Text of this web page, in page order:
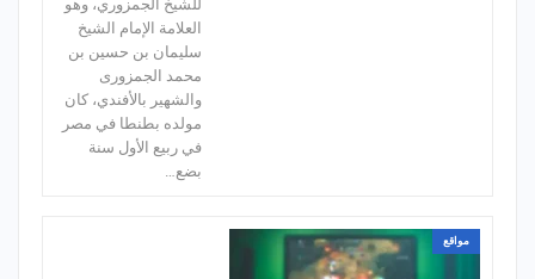
للشيخ الجمزوري، وهو
العلامة الإمام الشيخ
سليمان بن حسين بن
محمد الجمزوری
والشهير بالأفندي، كان
مولده بطنطا في مصر
في ربيع الأول سنة
بضع…
مواقع